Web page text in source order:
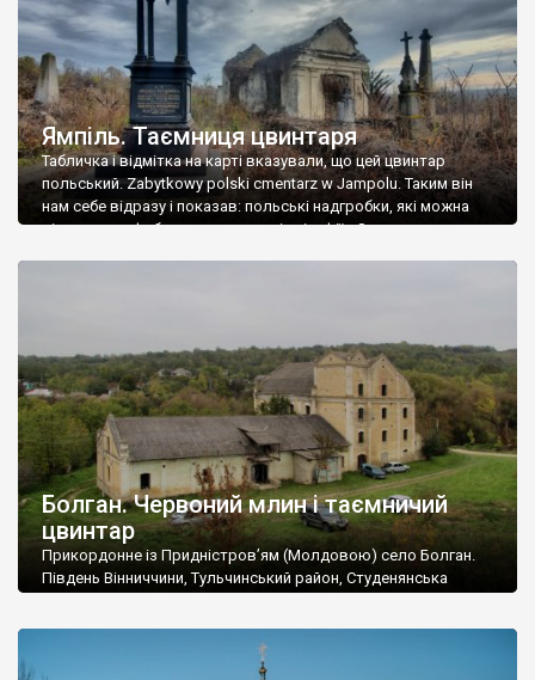
Ямпіль. Таємниця цвинтаря
Табличка і відмітка на карті вказували, що цей цвинтар
польський. Zabytkowy polski cmentarz w Jampolu. Таким він
нам себе відразу і показав: польські надгробки, які можна
віднести до фабричних, польські епітафії… Загалом цвинтар
Болган. Червоний млин і таємничий
цвинтар
Прикордонне із Придністров’ям (Молдовою) село Болган.
Південь Вінниччини, Тульчинський район, Студенянська
старовинний цвинтар із кам’яними хрестами. Всі епітафії, які
збереглися, написані кирилицею, церковнослов’янською